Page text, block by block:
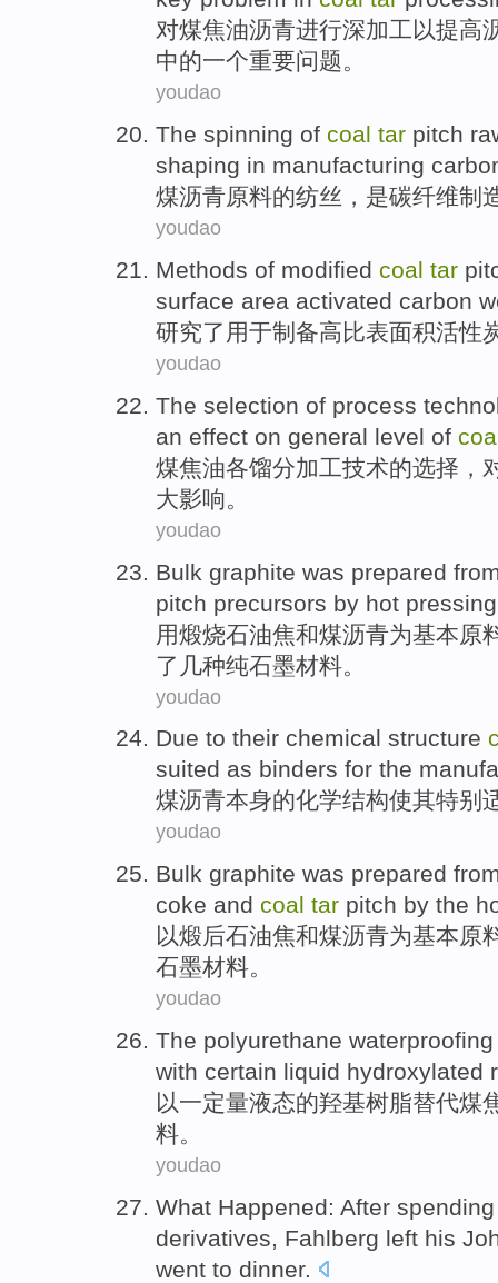
对煤焦油沥青进行深加工以提高
中的一个重要问题。
youdao
The spinning of coal tar pitch
shaping in manufacturing
煤沥青原料的纺丝 ， 是碳纤维制
youdao
Methods of modified coal tar
surface area activated carbon
研究了 用于制备高比表面积活性
youdao
The selection of process
an effect on general level of
煤焦油各馏分加工技术的选择 ，
大影响。
youdao
Bulk graphite was prepared
pitch precursors by hot pressing
用煅烧石油焦和煤沥青为基本原
了 几种纯石墨材料。
youdao
Due to their chemical structure
suited as binders for the
煤沥青本身的化学结构使其特别
youdao
Bulk graphite was prepared
coke and coal tar pitch by the
以煅后石油焦和煤沥青为基本原
石墨材料。
youdao
The polyurethane waterproofing
with certain liquid hydroxylated
以一定量液态的羟基树脂替代煤
料。
youdao
What Happened: After
derivatives, Fahlberg left his
went to dinner.